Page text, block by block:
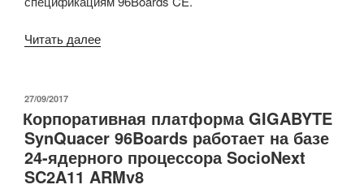
Читать далее«Компании
работают
над
планшетными
док-
ОПУБЛИКОВАНО
27/09/2017
Корпоративная платформа GIGABYTE
SynQuacer 96Boards работает на базе
24-ядерного процессора SocioNext
SC2A11 ARMv8